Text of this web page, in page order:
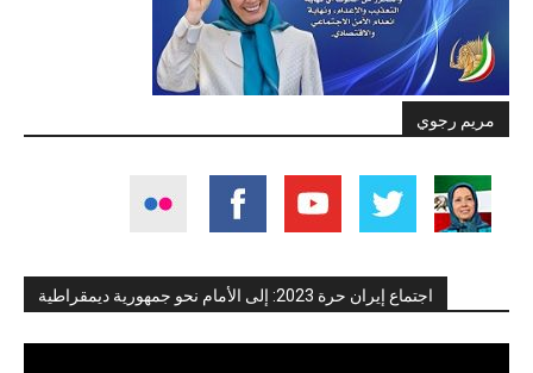
مريم رجوي
اجتماع إيران حرة 2023: إلى الأمام نحو جمهورية ديمقراطية